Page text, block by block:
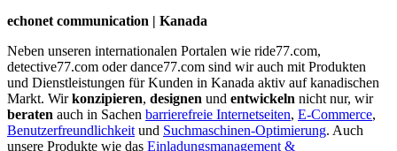
echonet communication | Kanada
Neben unseren internationalen Portalen wie ride77.com,
detective77.com oder dance77.com sind wir auch mit Produkten
und Dienstleistungen für Kunden in Kanada aktiv auf kanadischen
Markt. Wirkonzipieren, designen und entwickeln nicht nur, wir
beraten auch in Sachen barrierefreie Internetseiten, E-Commerce,
Benutzerfreundlichkeit und Suchmaschinen-Optimierung. Auch
unsere Produkte wie das Einladungsmanagement &